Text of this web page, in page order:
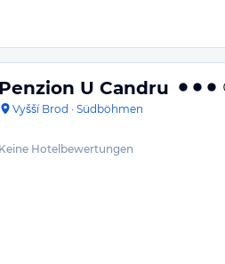
Penzion U Candru
Vyšší Brod · Südböhmen
Keine Hotelbewertungen